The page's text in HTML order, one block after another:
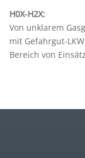
H0X-H2X:
Von unklarem
mit Gefahrgut-
Bereich von